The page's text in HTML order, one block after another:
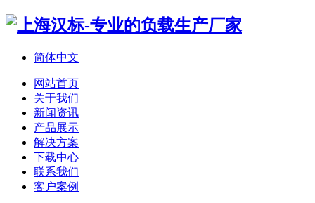
简体中文
网站首页
关于我们
新闻资讯
产品展示
解决方案
下载中心
联系我们
客户案例